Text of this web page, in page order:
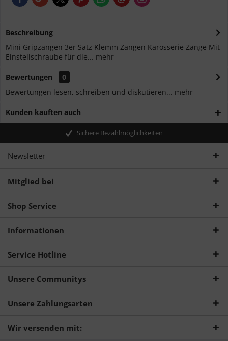
Beschreibung
Mini Gripzangen 3er Satz Klemm Zangen Karosserie Zange Mit
Einstellschraube für die... mehr
Bewertungen
0
Bewertungen lesen, schreiben und diskutieren... mehr
Kunden kauften auch
Sichere Bezahlmöglichkeiten
Newsletter
Mitglied bei
Shop Service
Informationen
Service Hotline
Unsere Communitys
Unsere Zahlungsarten
Wir versenden mit: